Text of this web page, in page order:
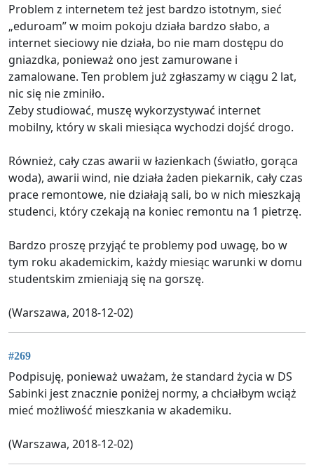
Problem z internetem też jest bardzo istotnym, sieć
„eduroam” w moim pokoju działa bardzo słabo, a
internet sieciowy nie działa, bo nie mam dostępu do
gniazdka, ponieważ ono jest zamurowane i
zamalowane. Ten problem już zgłaszamy w ciągu 2 lat,
nic się nie zminiło.
Zeby studiować, muszę wykorzystywać internet
mobilny, który w skali miesiąca wychodzi dojść drogo.
Również, cały czas awarii w łazienkach (światło, gorąca
woda), awarii wind, nie działa żaden piekarnik, cały czas
prace remontowe, nie działają sali, bo w nich mieszkają
studenci, który czekają na koniec remontu na 1 pietrzę.
Bardzo proszę przyjąć te problemy pod uwagę, bo w
tym roku akademickim, każdy miesiąc warunki w domu
studentskim zmieniają się na gorszę.
(Warszawa, 2018-12-02)
#269
Podpisuję, ponieważ uważam, że standard życia w DS
Sabinki jest znacznie poniżej normy, a chciałbym wciąż
mieć możliwość mieszkania w akademiku.
(Warszawa, 2018-12-02)